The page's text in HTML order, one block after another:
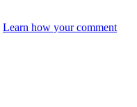
Learn how your comment